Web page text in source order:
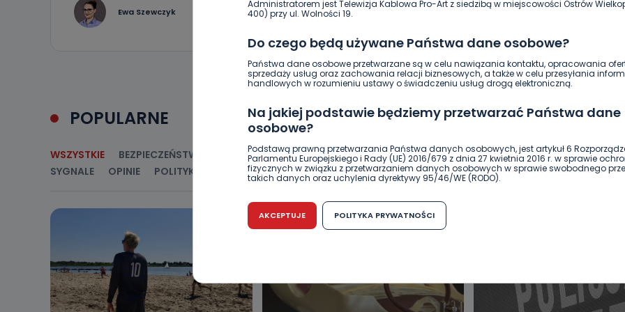
Administratorem jest Telewizja Kablowa Pro-Art z siedzibą w miejscowości Ostrów
400) przy ul. Wolności 19.
Do czego będą używane Państwa dane osobowe?
Państwa dane osobowe przetwarzane są w celu nawiązania kontaktu, opracowania
sprzedaży usług oraz zachowania relacji biznesowych, a także w celu przesyłania
handlowych w rozumieniu ustawy o świadczeniu usług drogą elektroniczną.
Na jakiej podstawie będziemy przetwarzać Państwa dane
osobowe?
Podstawą prawną przetwarzania Państwa danych osobowych, jest artykuł 6
Parlamentu Europejskiego i Rady (UE) 2016/679 z dnia 27 kwietnia 2016 r. w sprawie
fizycznych w związku z przetwarzaniem danych osobowych w sprawie swobodnego
takich danych oraz uchylenia dyrektywy 95/46/WE (RODO).
Czy jest możliwość cofnięcia zgody?
Podanie danych osobowych jest dobrowolne, nie jest wymogiem ustawowym lub
Kiedy i komu możemy przekazać Państwa dane?
AKCEPTUJE POLITYKA PRYWATNOŚCI
Ewa Szewczyk 11
POPULARNE
WSZYSTKIE BEZPIECZEŃSTWO CIEKAWOSTKI EDUKACJA GOSPODARKA I FINANSE HISTORIA
SYGNALE
OPINIE POLITYKA RELIGIA SAMORZĄD ŚRODOWISKO WASZE INFO WSZYSTKICH ŚWIĘTYCH